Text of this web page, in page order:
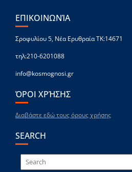
ΕΠΙΚΟΙΝΩΝΊΑ
Σροφυλίου 5, Νέα Ερυθραία ΤΚ:14671
τηλ:210-6201088
info@kosmognosi.gr
ΌΡΟΙ ΧΡΉΣΗΣ
Διαβάστε εδώ τους όρους χρήσης
SEARCH